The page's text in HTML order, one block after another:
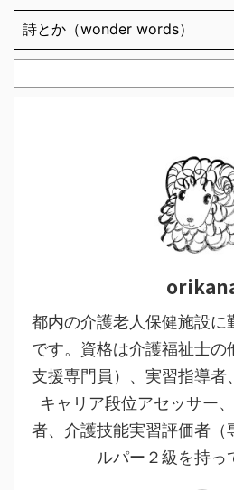
詩とか（wonder words）
都内の介護老人保健施設に
です。資格は介護福祉士の
支援専門員）、実習指導者
キャリア段位アセッサー
者、介護技能実習評価者（
ルパー２級を持っ